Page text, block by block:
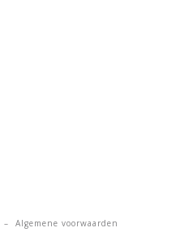
Algemene voorwaarden